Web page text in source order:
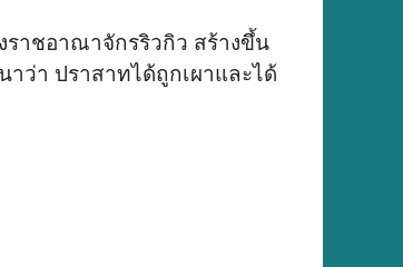
ราชอาณาจักรริวกิว สร้างขึ้น
ว่า ปราสาทได้ถูกเผาและได้